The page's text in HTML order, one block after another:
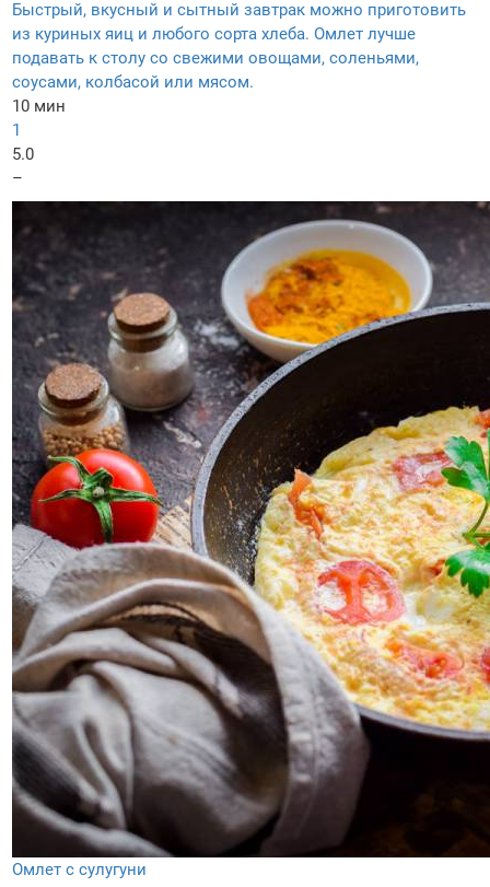
Быстрый, вкусный и сытный завтрак можно приготовить
из куриных яиц и любого сорта хлеба. Омлет лучше
подавать к столу со свежими овощами, соленьями,
соусами, колбасой или мясом.
10 мин
1
5.0
–
Омлет с сулугуни